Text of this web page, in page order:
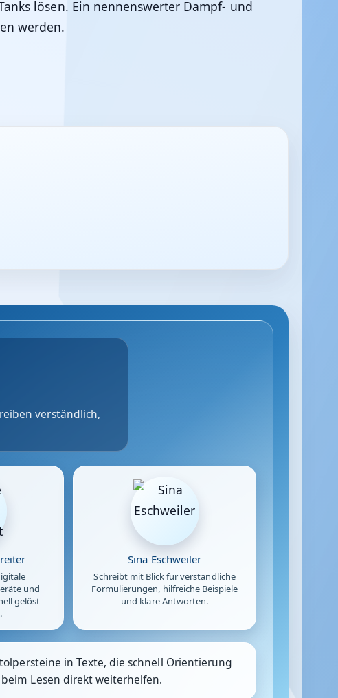
lösen. Ein nennenswerter Dampf- und
werden.
verständlich,
und
gelöst
Sina Eschweiler
Schreibt mit Blick für verständliche
Formulierungen, hilfreiche Beispiele
und klare Antworten.
in Texte, die schnell Orientierung
Lesen direkt weiterhelfen.